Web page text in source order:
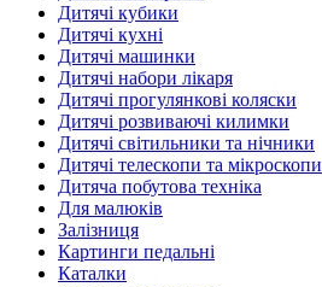
Дитячі кубики
Дитячі кухні
Дитячі машинки
Дитячі набори лікаря
Дитячі прогулянкові коляски
Дитячі розвиваючі килимки
Дитячі світильники та нічники
Дитячі телескопи та мікроскопи
Дитяча побутова техніка
Для малюків
Залізниця
Картинги педальні
Каталки